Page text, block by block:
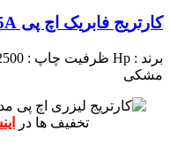
کارتریج فابریک اچ پی HP 15A
برند : Hp ظرفیت چاپ : 2500 برگ
مشکی
تخفیف ها در